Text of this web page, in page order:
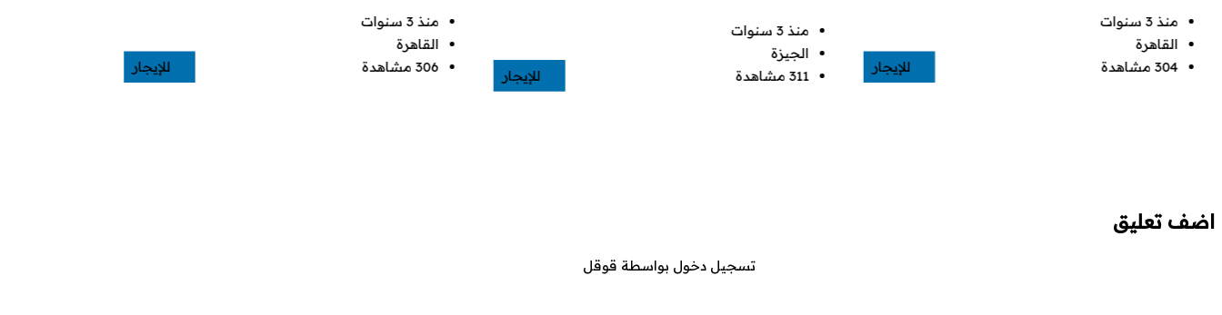
للإيجار
منذ 3 سنوات
القاهرة
304 مشاهدة
للإيجار
منذ 3 سنوات
الجيزة
311 مشاهدة
للإيجار
منذ 3 سنوات
القاهرة
306 مشاهدة
اضف تعليق
تسجيل دخول بواسطة قوقل